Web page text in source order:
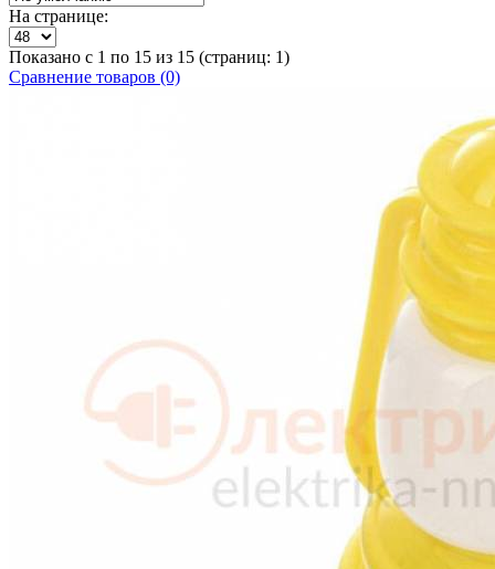
На странице:
Показано с 1 по 15 из 15 (страниц: 1)
Сравнение товаров (0)